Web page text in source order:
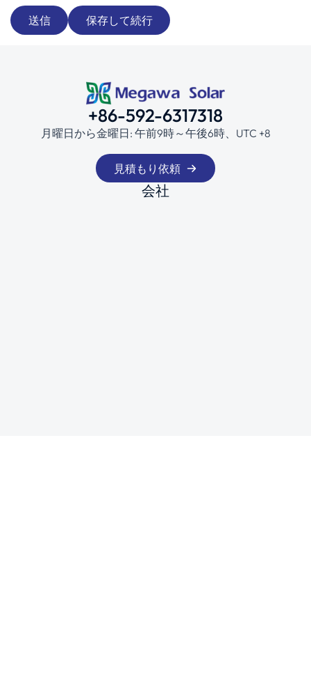
保存して続行
+86-592-6317318
月曜日から金曜日: 午前9時～午後6時、UTC +8
見積もり依頼
会社